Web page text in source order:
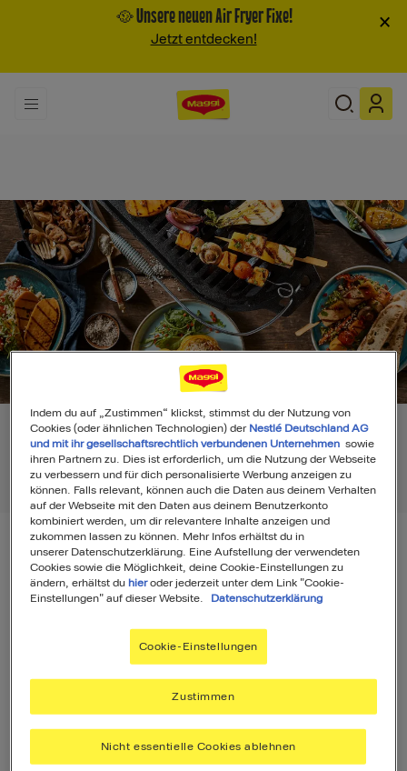
🥘 Unsere neuen Air Fryer Fixe!
Jetzt entdecken!
×
Search
Rezepte 8 Produkte 1
Filter Sortierung
Indem du auf „Zustimmen“ klickst, stimmst du der Nutzung von
Cookies (oder ähnlichen Technologien) der Nestlé Deutschland AG
und mit ihr gesellschaftsrechtlich verbundenen Unternehmen sowie
ihren Partnern zu. Dies ist erforderlich, um die Nutzung der Webseite
zu verbessern und für dich personalisierte Werbung anzeigen zu
können. Falls relevant, können auch die Daten aus deinem Verhalten
auf der Webseite mit den Daten aus deinem Benutzerkonto
kombiniert werden, um dir relevantere Inhalte anzeigen und
zukommen lassen zu können. Mehr Infos erhältst du in
unserer Datenschutzerklärung. Eine Aufstellung der verwendeten
Cookies sowie die Möglichkeit, deine Cookie-Einstellungen zu
ändern, erhältst duhieroder jederzeit unter dem Link "Cookie-
Einstellungen" auf dieser Website.
Datenschutzerklärung
Cookie-Einstellungen
Nicht essentielle Cookies ablehnen
Zustimmen